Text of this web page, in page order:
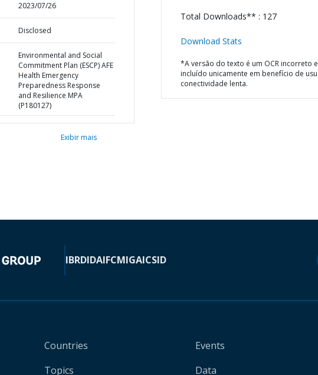
2023/07/26
Disclosed
Environmental and Social
Commitment Plan (ESCP) AFE
Health Emergency
Preparedness Response
and Resilience MPA
(P180127)
Exibir mais
Total Downloads** : 127
Download Stats
*A versão do texto é um OCR incorreto
incluído unicamente em benefício de
conectividade lenta.
IBRDIDAIFCMIGAICSID
Countries
Topics
Events
Data